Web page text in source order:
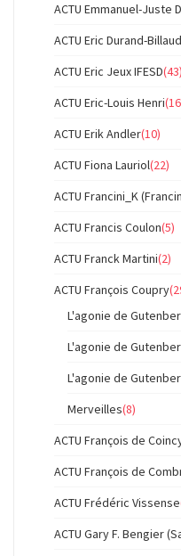
ACTU Emmanuel-Juste
ACTU Eric Durand-Billaud
ACTU Eric Jeux IFESD(43)
ACTU Eric-Louis Henri
ACTU Erik Andler(10)
ACTU Fiona Lauriol(22)
ACTU Francini_K
ACTU Francis Coulon(5)
ACTU Franck Martini(2)
ACTU François Coupry
L'agonie de
L'agonie de
L'agonie de
Merveilles(8)
ACTU François de
ACTU François de
ACTU Frédéric Vissense
ACTU Gary F. Bengier